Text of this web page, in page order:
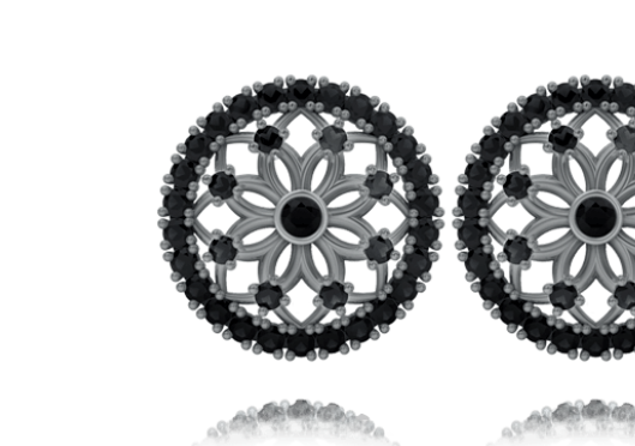
ПОМОЛВОЧНЫЕ
СЕРЬГИ